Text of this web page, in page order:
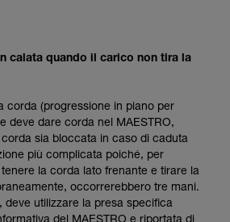
calata quando il carico non tira la
corda (progressione in piano per
deve dare corda nel MAESTRO,
sia bloccata in caso di caduta
più complicata poiché, per
la corda lato frenante e tirare la
occorrerebbero tre mani.
deve utilizzare la presa specifica